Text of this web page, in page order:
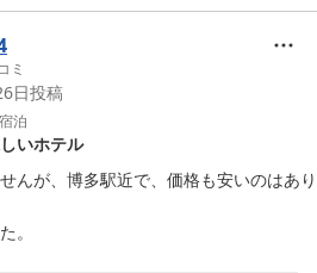
いを増した博多を次回是非ご堪能頂け
い致します。
ち申し上げます。
ミ
日投稿
宿泊
いホテル
んが、博多駅近で、価格も安いのはあり
。